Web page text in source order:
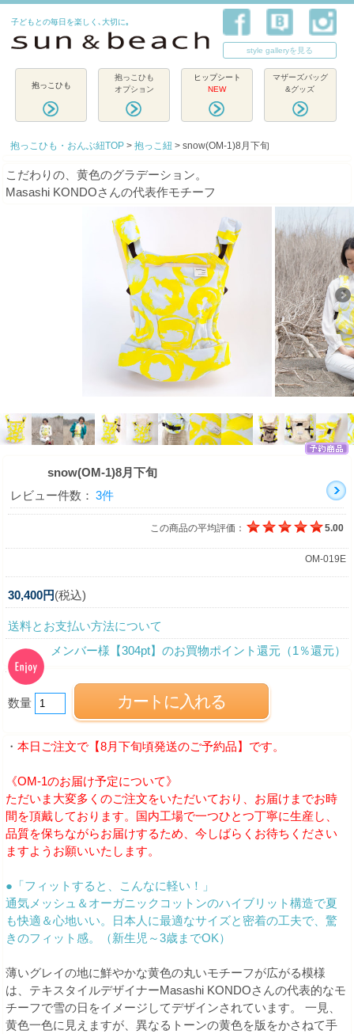
子どもとの毎日を楽しく､大切に｡
style galleryを見る
抱っこひも
抱っこひも
オプション
ヒップシート
NEW
マザーズバッグ
&グッズ
抱っこひも・おんぶ紐TOP >抱っこ紐 > snow(OM-1)8月下旬
こだわりの、黄色のグラデーション。
Masashi KONDOさんの代表作モチーフ
snow(OM-1)8月下旬
レビュー件数： 3件
この商品の平均評価： 5.00
OM-019E
30,400円(税込)
送料とお支払い方法について
メンバー様【304pt】のお買物ポイント還元（1％還元）
数量
・ 本日ご注文で【8月下旬頃発送のご予約品】です。
《OM-1のお届け予定について》
ただいま大変多くのご注文をいただいており、お届けまでお時
間を頂戴しております。国内工場で一つひとつ丁寧に生産し、
品質を保ちながらお届けするため、今しばらくお待ちください
ますようお願いいたします。
●「フィットすると、こんなに軽い！」
通気メッシュ＆オーガニックコットンのハイブリット構造で夏
も快適＆心地いい。日本人に最適なサイズと密着の工夫で、驚
きのフィット感。（新生児～3歳までOK）
薄いグレイの地に鮮やかな黄色の丸いモチーフが広がる模様
は、テキスタイルデザイナーMasashi KONDOさんの代表的なモ
チーフで雪の日をイメージしてデザインされています。 一見、
黄色一色に見えますが、異なるトーンの黄色を版をかさねて手